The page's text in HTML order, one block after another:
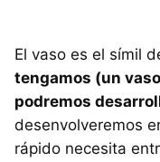
El vaso es el símil
tengamos (un
podremos
desenvolveremos
rápido necesita